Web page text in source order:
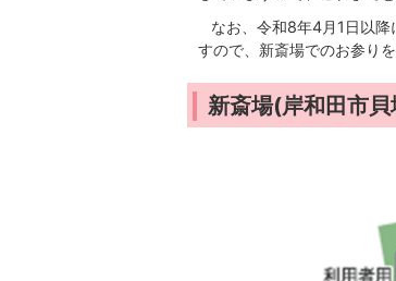
なお、令和8年4月1日以降
すので、新斎場でのお参りを
新斎場(岸和田市